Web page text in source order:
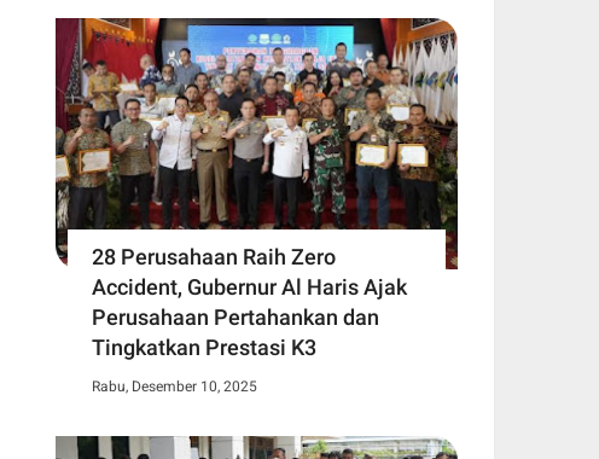
28 Perusahaan Raih Zero
Accident, Gubernur Al Haris Ajak
Perusahaan Pertahankan dan
Tingkatkan Prestasi K3
Rabu, Desember 10, 2025